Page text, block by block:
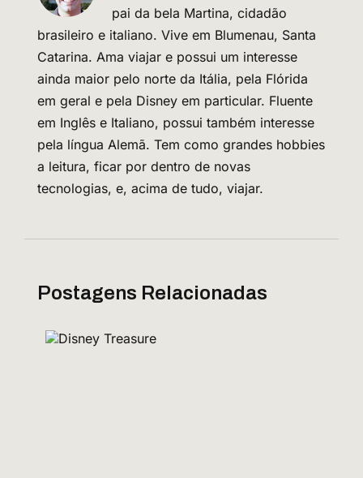
pai da bela Martina, cidadão
brasileiro e italiano. Vive em Blumenau, Santa
Catarina. Ama viajar e possui um interesse
ainda maior pelo norte da Itália, pela Flórida
em geral e pela Disney em particular. Fluente
em Inglês e Italiano, possui também interesse
pela língua Alemã. Tem como grandes hobbies
a leitura, ficar por dentro de novas
tecnologias, e, acima de tudo, viajar.
Postagens Relacionadas